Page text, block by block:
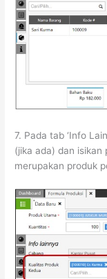
7. Pada tab ‘Info
(jika ada) dan
merupakan produk